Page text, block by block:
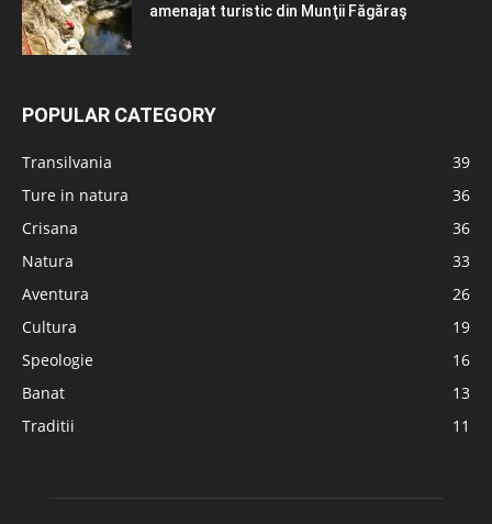
amenajat turistic din Munţii Făgăraş
POPULAR CATEGORY
Transilvania
39
Ture in natura
36
Crisana
36
Natura
33
Aventura
26
Cultura
19
Speologie
16
Banat
13
Traditii
11